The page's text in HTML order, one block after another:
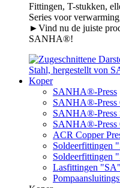
Fittingen, T-stukken,
Series voor
►Vind nu de juiste
SANHA®!
Koper
SANHA®-Press
SANHA®-Press
SANHA®-Press
SANHA®-Press
ACR Copper
Soldeerfittingen
Soldeerfittingen
Lasfittingen "SA"